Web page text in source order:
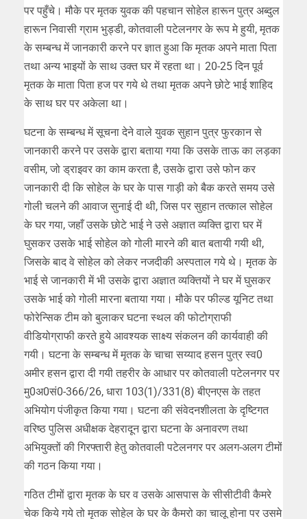
पर पहुँचे। मौके पर मृतक युवक की पहचान सोहेल हारून पुत्र अब्दुल
हारून निवासी ग्राम भुड्डी, कोतवाली पटेलनगर के रूप मे हुयी, मृतक
के सम्बन्ध में जानकारी करने पर ज्ञात हुआ कि मृतक अपने माता पिता
तथा अन्य भाइयों के साथ उक्त घर में रहता था। 20-25 दिन पूर्व
मृतक के माता पिता हज पर गये थे तथा मृतक अपने छोटे भाई शाहिद
के साथ घर पर अकेला था।
घटना के सम्बन्ध में सूचना देने वाले युवक सुहान पुत्र फुरकान से
जानकारी करने पर उसके द्वारा बताया गया कि उसके ताऊ का लड़का
वसीम, जो ड्राइवर का काम करता है, उसके द्वारा उसे फोन कर
जानकारी दी कि सोहेल के घर के पास गाड़ी को बैक करते समय उसे
गोली चलने की आवाज सुनाई दी थी, जिस पर सुहान तत्काल सोहेल
के घर गया, जहाँ उसके छोटे भाई ने उसे अज्ञात व्यक्ति द्वारा घर में
घुसकर उसके भाई सोहेल को गोली मारने की बात बतायी गयी थी,
जिसके बाद वे सोहेल को लेकर नजदीकी अस्पताल गये थे। मृतक के
भाई से जानकारी में भी उसके द्वारा अज्ञात व्यक्तियों ने घर में घुसकर
उसके भाई को गोली मारना बताया गया। मौके पर फील्ड यूनिट तथा
फोरेन्सिक टीम को बुलाकर घटना स्थल की फोटोग्राफी
वीडियोग्राफी करते हुये आवश्यक साक्ष्य संकलन की कार्यवाही की
गयी। घटना के सम्बन्ध में मृतक के चाचा सय्याद हसन पुत्र स्व0
अमीर हसन द्वारा दी गयी तहरीर के आधार पर कोतवाली पटेलनगर पर
मु0अ0सं0-366/26, धारा 103(1)/331(8) बीएनएस के तहत
अभियोग पंजीकृत किया गया। घटना की संवेदनशीलता के दृष्टिगत
वरिष्ठ पुलिस अधीक्षक देहरादून द्वारा घटना के अनावरण तथा
अभियुक्तों की गिरफ्तारी हेतु कोतवाली पटेलनगर पर अलग-अलग टीमों
की गठन किया गया।
गठित टीमों द्वारा मृतक के घर व उसके आसपास के सीसीटीवी कैमरे
चेक किये गये तो मृतक सोहेल के घर के कैमरो का चालू होना पर उसमे